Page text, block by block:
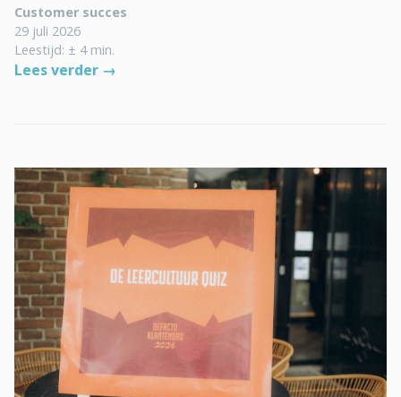
Customer succes
29 juli 2026
Leestijd: ± 4 min.
Lees verder →